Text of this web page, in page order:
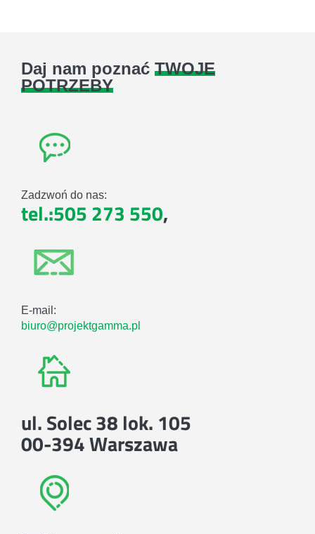
Daj nam poznać TWOJE
POTRZEBY
Zadzwoń do nas:
tel.:505 273 550,
E-mail:
biuro@projektgamma.pl
ul. Solec 38 lok. 105
00-394 Warszawa